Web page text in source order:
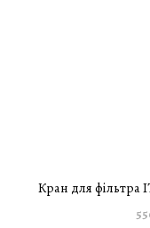
Кран для фільтра